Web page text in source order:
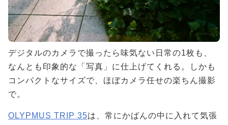
デジタルのカメラで撮ったら味気ない日常の1枚も、
なんとも印象的な「写真」に仕上げてくれる。しかも
コンパクトなサイズで、ほぼカメラ任せの楽ちん撮影
で。
OLYPMUS TRIP 35は、常にかばんの中に入れて気張